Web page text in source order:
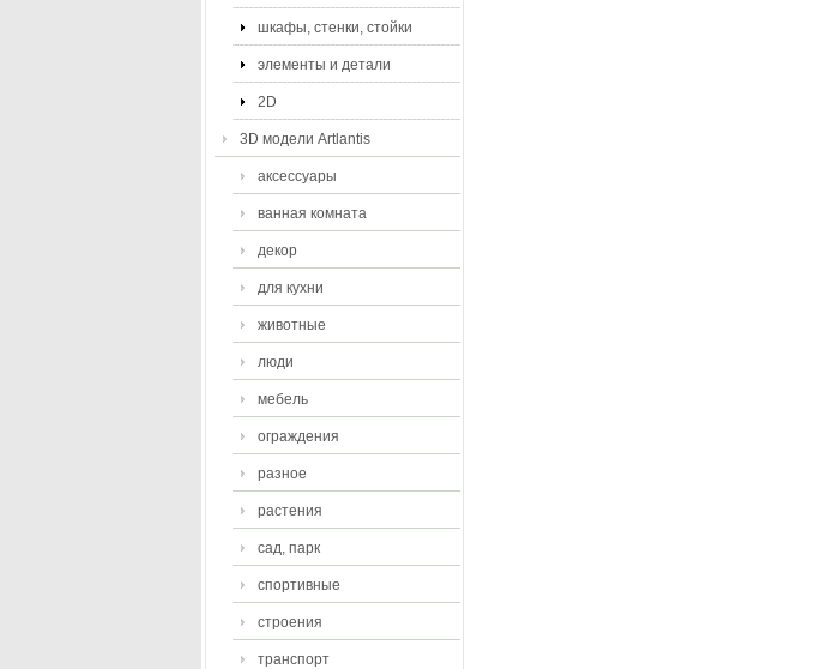
шкафы, стенки, стойки
элементы и детали
2D
3D модели Artlantis
аксессуары
ванная комната
декор
для кухни
животные
люди
мебель
ограждения
разное
растения
сад, парк
спортивные
строения
транспорт